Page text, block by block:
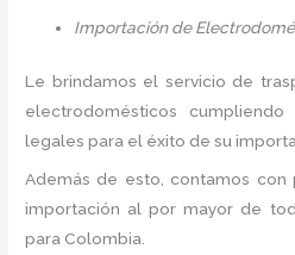
Importación de
Le brindamos el servicio de
electrodomésticos
legales para el éxito de su
Además de esto, contamos con
importación al por mayor de
para Colombia.